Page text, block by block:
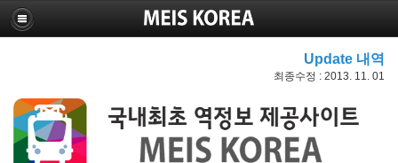
Update 내역
최종수정 : 2013. 11. 01